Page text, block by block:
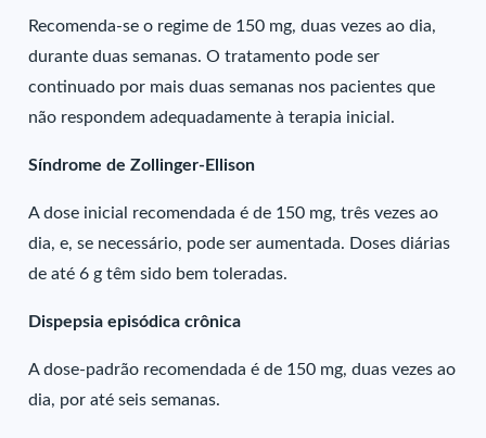
Recomenda-se o regime de 150 mg, duas vezes ao dia,
durante duas semanas. O tratamento pode ser
continuado por mais duas semanas nos pacientes que
não respondem adequadamente à terapia inicial.
Síndrome de Zollinger-Ellison
A dose inicial recomendada é de 150 mg, três vezes ao
dia, e, se necessário, pode ser aumentada. Doses diárias
de até 6 g têm sido bem toleradas.
Dispepsia episódica crônica
A dose-padrão recomendada é de 150 mg, duas vezes ao
dia, por até seis semanas.